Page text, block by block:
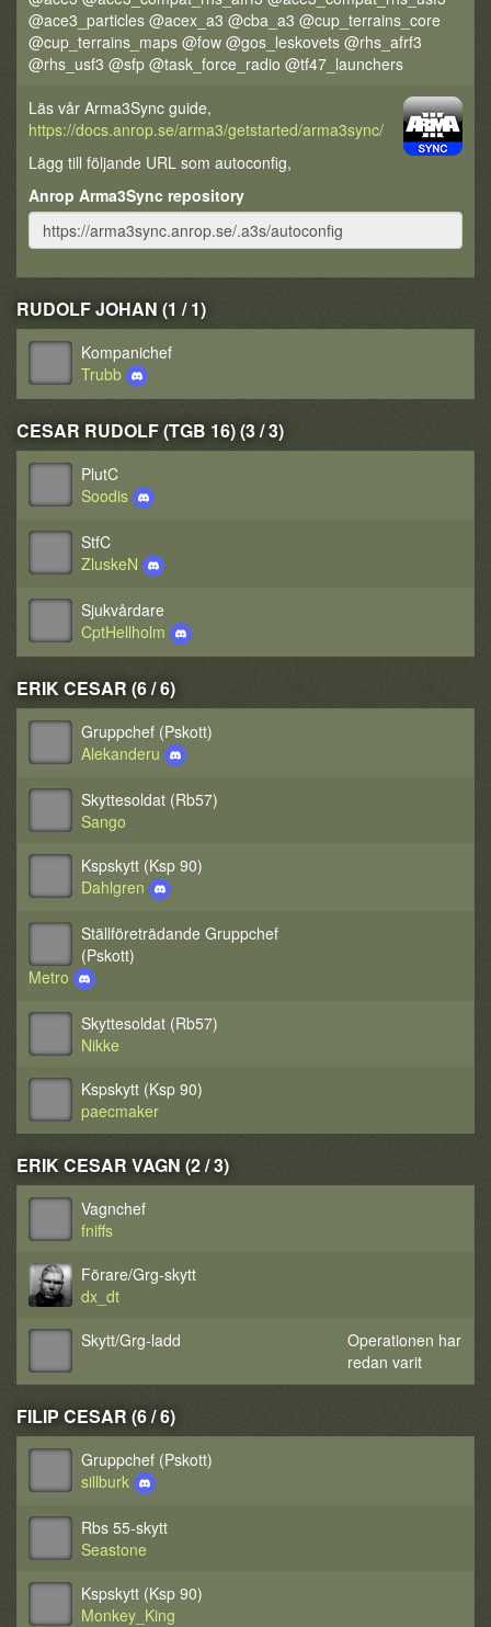
@ace3_particles @acex_a3 @cba_a3 @cup_terrains_core
@cup_terrains_maps @fow @gos_leskovets @rhs_afrf3
@rhs_usf3 @sfp @task_force_radio @tf47_launchers
Läs vår Arma3Sync guide,
https://docs.anrop.se/arma3/getstarted/arma3sync/
Lägg till följande URL som autoconfig,
Anrop Arma3Sync repository
RUDOLF JOHAN (1 / 1)
Kompanichef
Trubb
CESAR RUDOLF (TGB 16) (3 / 3)
PlutC
Soodis
StfC
ZluskeN
Sjukvårdare
CptHellholm
ERIK CESAR (6 / 6)
Gruppchef (Pskott)
Alekanderu
Skyttesoldat (Rb57)
Sango
Kspskytt (Ksp 90)
Dahlgren
Ställföreträdande Gruppchef
(Pskott)
Metro
Skyttesoldat (Rb57)
Nikke
Kspskytt (Ksp 90)
paecmaker
ERIK CESAR VAGN (2 / 3)
Vagnchef
fniffs
Förare/Grg-skytt
dx_dt
Skytt/Grg-ladd
Operationen har
redan varit
FILIP CESAR (6 / 6)
Gruppchef (Pskott)
sillburk
Rbs 55-skytt
Seastone
Kspskytt (Ksp 90)
Monkey_King